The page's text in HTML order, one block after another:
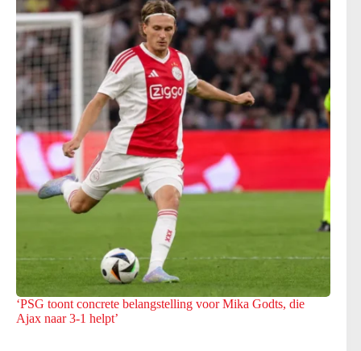
‘PSG toont concrete belangstelling voor Mika Godts, die
Ajax naar 3-1 helpt’